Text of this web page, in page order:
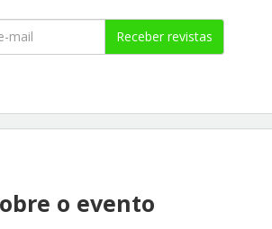
Receber revistas
o evento